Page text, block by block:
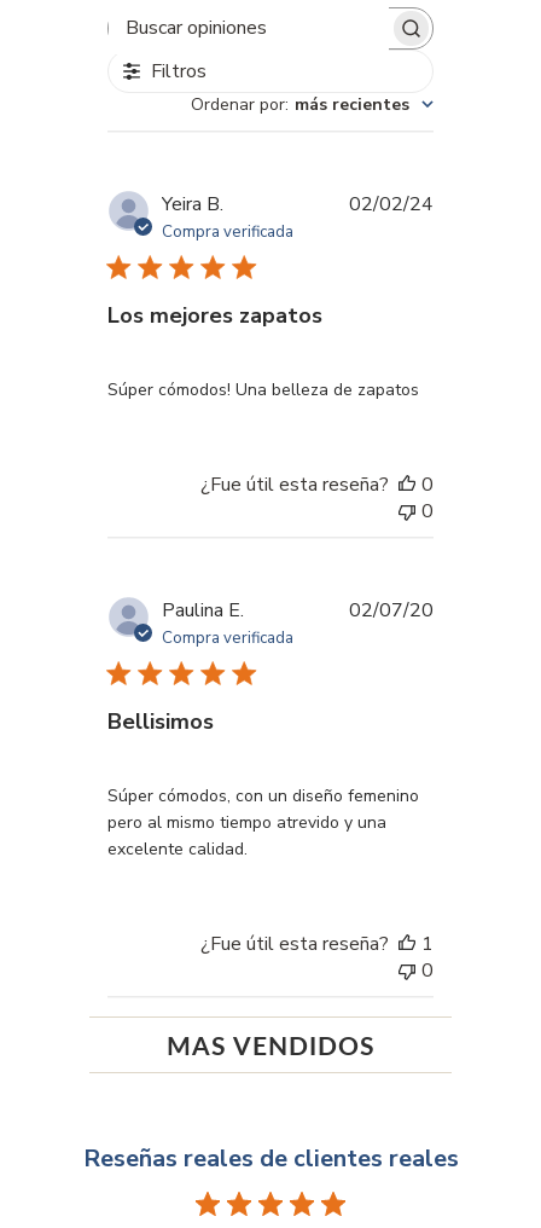
Filtros
Ordenar por: más recientes
Yeira B.
Compra verificada
Los mejores zapatos
Súper cómodos! Una belleza de zapatos
02/02/24
¿Fue útil esta reseña?
0
0
Paulina E.
Compra verificada
Bellisimos
Súper cómodos, con un diseño femenino
pero al mismo tiempo atrevido y una
excelente calidad.
02/07/20
¿Fue útil esta reseña?
1
0
MAS VENDIDOS
Reseñas reales de clientes reales